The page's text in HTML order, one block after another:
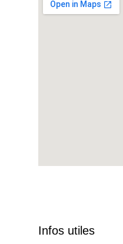
Infos utiles